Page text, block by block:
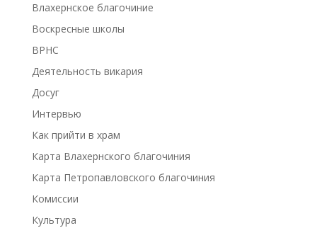
Влахернское благочиние
Воскресные школы
ВРНС
Деятельность викария
Досуг
Интервью
Как прийти в храм
Карта Влахернского благочиния
Карта Петропавловского благочиния
Комиссии
Культура